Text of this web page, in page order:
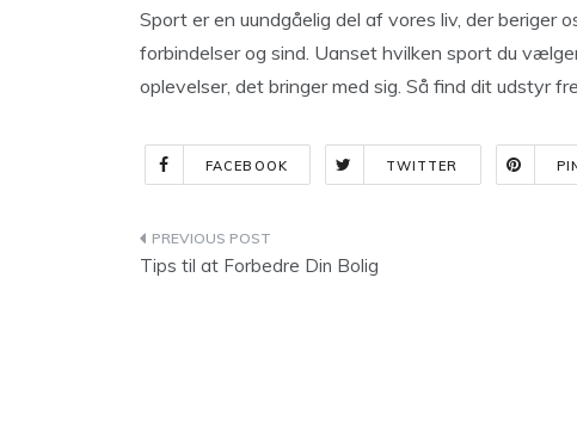
Sport er en uundgåelig del af vores liv, der beriger
forbindelser og sind. Uanset hvilken sport du
oplevelser, det bringer med sig. Så find dit udstyr
FACEBOOK TWITTER
Indlægsnavigation
Tips til at Forbedre Din Bolig